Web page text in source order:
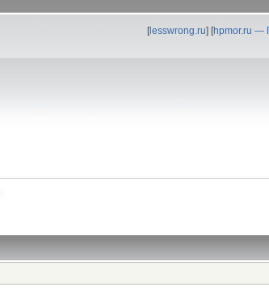
[lesswrong.ru] [hpmor.ru